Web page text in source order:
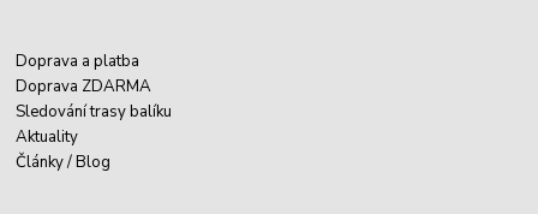
Doprava a platba
Doprava ZDARMA
Sledování trasy balíku
Aktuality
Články / Blog